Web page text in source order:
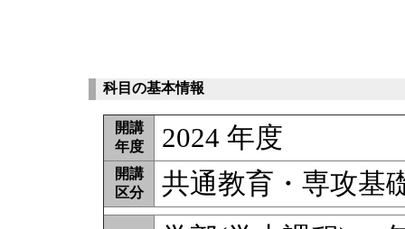
科目の基本情報
開講
年度
2024 年度
開講
区分
共通教育・専攻基